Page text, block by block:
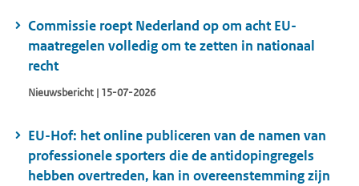
Commissie roept Nederland op om acht EU-
maatregelen volledig om te zetten in nationaal
recht
Nieuwsbericht | 15-07-2026
EU-Hof: het online publiceren van de namen van
professionele sporters die de antidopingregels
hebben overtreden, kan in overeenstemming zijn